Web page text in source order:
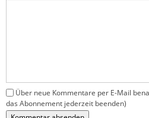
Über neue Kommentare per E-Mail
das Abonnement jederzeit beenden)